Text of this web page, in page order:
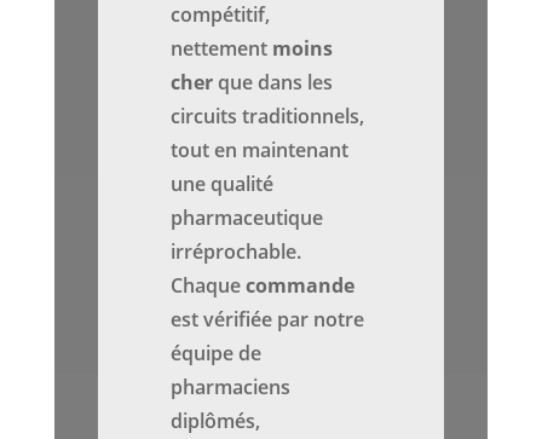
compétitif,
nettement moins
cherque dans les
circuits traditionnels,
tout en maintenant
une qualité
pharmaceutique
irréprochable.
Chaquecommande
est vérifiée par notre
équipe de
pharmaciens
diplômés,